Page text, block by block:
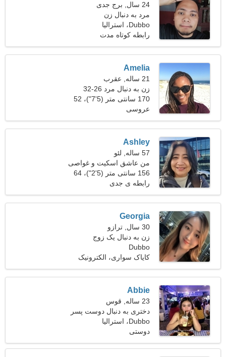
24 سال, برج جدی
مرد به دنبال زن
Dubbo، استرالیا
رابطه کوتاه مدت
Amelia
21 ساله, عقرب
زن به دنبال مرد 26-32
170 سانتی متر (5'7")، 52
کیلوگرم (114 پوند)
عروسی
Ashley
57 ساله, لئو
من عاشق اسکیت و غواصی
هستم
156 سانتی متر (5'2")، 64
کیلوگرم (141 پوند)
رابطه ی جدی
Georgia
30 سال, ترازو
زن به دنبال یک زوج
Dubbo
کایاک سواری، الکترونیک
Abbie
23 ساله, قوس
دختری به دنبال دوست پسر
27-33
Dubbo، استرالیا
دوستی